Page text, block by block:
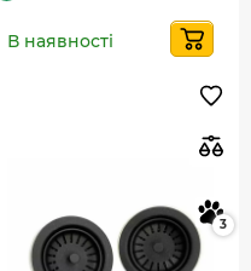
В наявності
3